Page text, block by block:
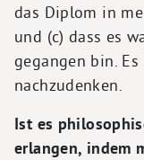
das Diplom in
und (c) dass es
gegangen bin.
nachzudenken.
Ist es
erlangen, indem